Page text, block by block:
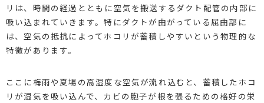
リは、時間の経過とともに空気を搬送するダクト配管の内部に
吸い込まれていきます。特にダクトが曲がっている屈曲部に
は、空気の抵抗によってホコリが蓄積しやすいという物理的な
特徴があります。
ここに梅雨や夏場の高湿度な空気が流れ込むと、蓄積したホコ
リが湿気を吸い込んで、カビの胞子が根を張るための格好の栄